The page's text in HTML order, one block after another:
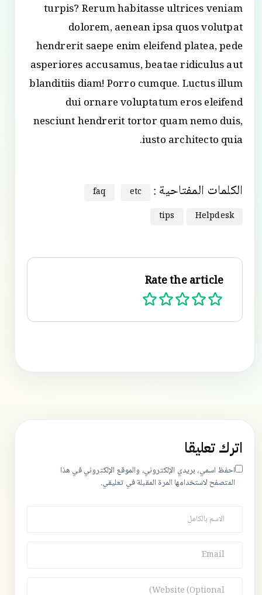
turpis? Rerum habitasse ultrices veniam
dolorem, aenean ipsa quos volutpat
hendrerit saepe enim eleifend platea, pede
asperiores accusamus, beatae ridiculus aut
blanditiis diam! Porro cumque. Luctus illum
dui ornare voluptatum eros eleifend
nesciunt hendrerit tortor quam nemo duis,
iusto architecto quia.
الکلمات المفتاحية : etc
faq
Helpdesk
tips
Rate the article
اترك تعليقا
احفظ اسمي، بريدي الإلكتروني، والموقع الإلكتروني في هذا
المتصفح لاستخدامها المرة المقبلة في تعليقي.